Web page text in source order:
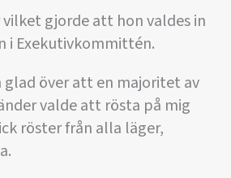
vilket gjorde att hon valdes in
i Exekutivkommittén.
glad över att en majoritet av
valde att rösta på mig
röster från alla läger,